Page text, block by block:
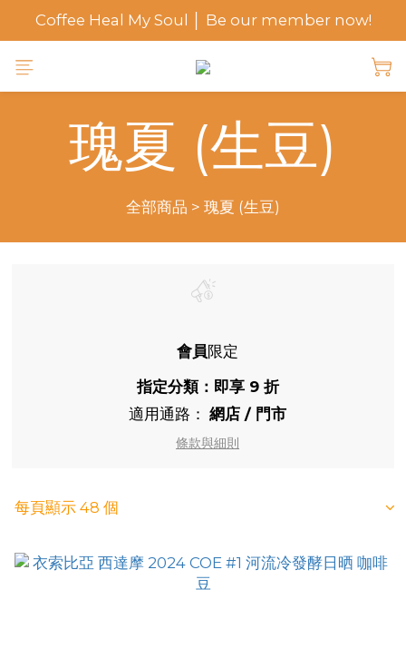
Coffee Heal My Soul │ Be our member now!
瑰夏 (生豆)
全部商品 > 瑰夏 (生豆)
會員限定
指定分類：即享 9 折
適用通路： 網店 / 門市
條款與細則
每頁顯示 48 個